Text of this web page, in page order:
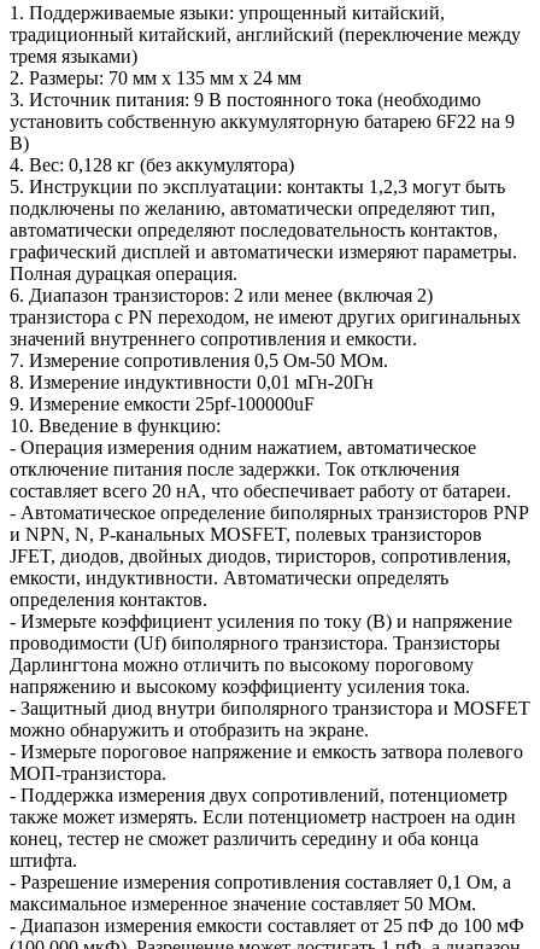
1. Поддерживаемые языки: упрощенный китайский,
традиционный китайский, английский (переключение между
тремя языками)
2. Размеры: 70 мм x 135 мм x 24 мм
3. Источник питания: 9 В постоянного тока (необходимо
установить собственную аккумуляторную батарею 6F22 на 9
В)
4. Вес: 0,128 кг (без аккумулятора)
5. Инструкции по эксплуатации: контакты 1,2,3 могут быть
подключены по желанию, автоматически определяют тип,
автоматически определяют последовательность контактов,
графический дисплей и автоматически измеряют параметры.
Полная дурацкая операция.
6. Диапазон транзисторов: 2 или менее (включая 2)
транзистора с PN переходом, не имеют других оригинальных
значений внутреннего сопротивления и емкости.
7. Измерение сопротивления 0,5 Ом-50 МОм.
8. Измерение индуктивности 0,01 мГн-20Гн
9. Измерение емкости 25pf-100000uF
10. Введение в функцию:
- Операция измерения одним нажатием, автоматическое
отключение питания после задержки. Ток отключения
составляет всего 20 нА, что обеспечивает работу от батареи.
- Автоматическое определение биполярных транзисторов PNP
и NPN, N, P-канальных MOSFET, полевых транзисторов
JFET, диодов, двойных диодов, тиристоров, сопротивления,
емкости, индуктивности. Автоматически определять
определения контактов.
- Измерьте коэффициент усиления по току (B) и напряжение
проводимости (Uf) биполярного транзистора. Транзисторы
Дарлингтона можно отличить по высокому пороговому
напряжению и высокому коэффициенту усиления тока.
- Защитный диод внутри биполярного транзистора и MOSFET
можно обнаружить и отобразить на экране.
- Измерьте пороговое напряжение и емкость затвора полевого
МОП-транзистора.
- Поддержка измерения двух сопротивлений, потенциометр
также может измерять. Если потенциометр настроен на один
конец, тестер не сможет различить середину и оба конца
штифта.
- Разрешение измерения сопротивления составляет 0,1 Ом, а
максимальное измеренное значение составляет 50 МОм.
- Диапазон измерения емкости составляет от 25 пФ до 100 мФ